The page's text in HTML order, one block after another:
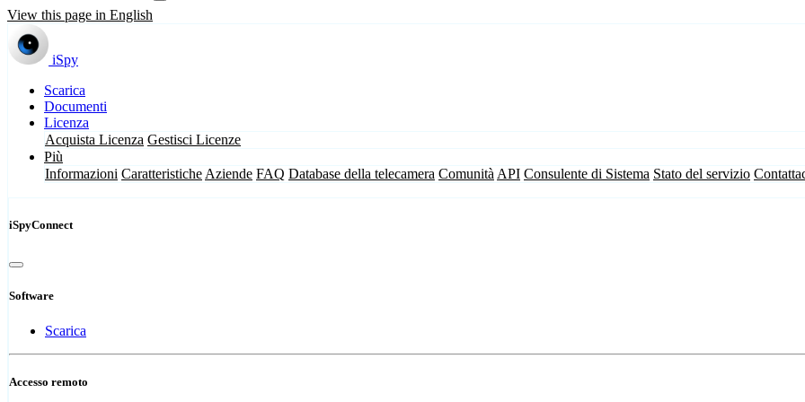
View this page in English
iSpy
Scarica
Documenti
Licenza
Acquista Licenza Gestisci Licenze
Più
Informazioni Caratteristiche Aziende FAQ Database della telecamera Comunità API Consulente di Sistema Stato del servizio
iSpyConnect
Software
Scarica
Accesso remoto